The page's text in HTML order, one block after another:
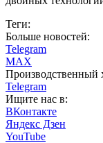
Теги:
Больше новостей:
Telegram
MAX
Производственный
Telegram
Ищите нас в:
ВКонтакте
Яндекс Дзен
YouTube